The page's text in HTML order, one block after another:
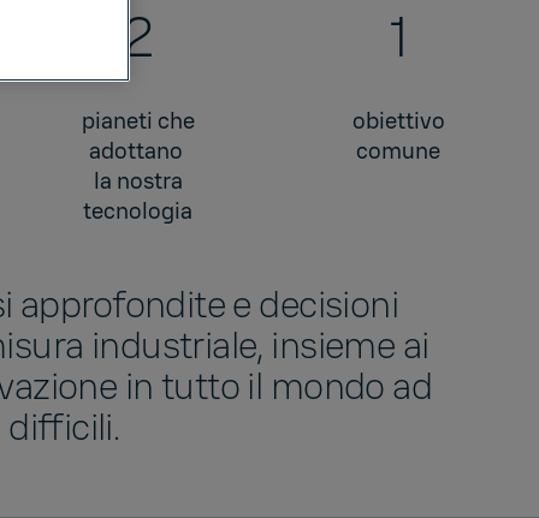
2
pianeti che
adottano
la nostra
tecnologia
1
obiettivo
comune
approfondite e decisioni
industriale, insieme ai
in tutto il mondo ad
difficili.